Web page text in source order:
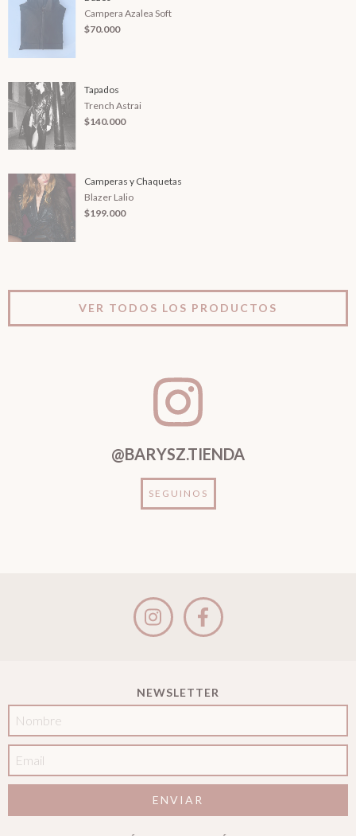
Campera Azalea Soft
$70.000
Tapados
Trench Astrai
$140.000
Camperas y Chaquetas
Blazer Lalio
$199.000
VER TODOS LOS PRODUCTOS
@BARYSZ.TIENDA
SEGUINOS
NEWSLETTER